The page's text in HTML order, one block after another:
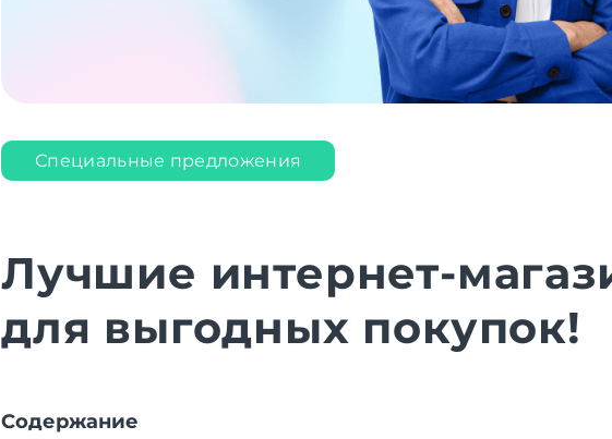
Специальные предложения
Лучшие интернет-
для выгодных покупок!
Содержание